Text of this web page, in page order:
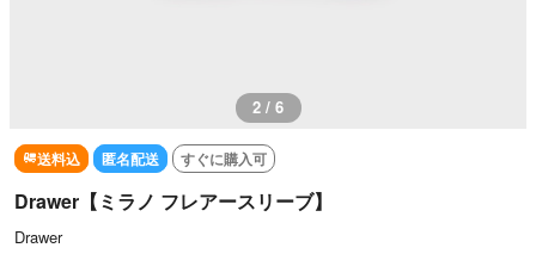
2 / 6
送料込 匿名配送 すぐに購入可
Drawer【ミラノ フレアースリーブ】
Drawer